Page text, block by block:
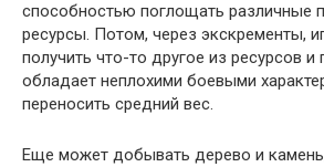
способностью поглощать различные
ресурсы. Потом, через экскременты,
получить что-то другое из ресурсов
обладает неплохими боевыми
переносить средний вес.
Еще может добывать дерево и